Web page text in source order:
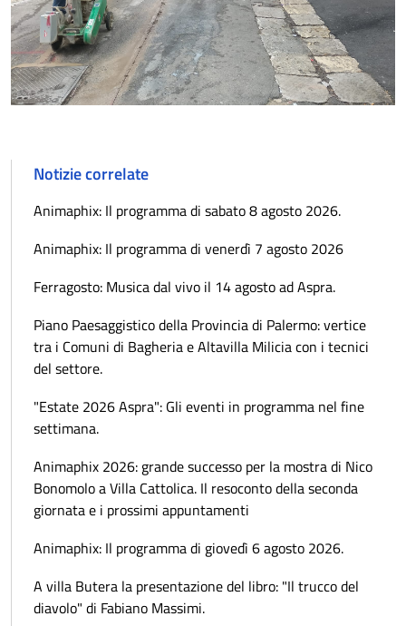
Notizie correlate
Animaphix: Il programma di sabato 8 agosto 2026.
Animaphix: Il programma di venerdì 7 agosto 2026
Ferragosto: Musica dal vivo il 14 agosto ad Aspra.
Piano Paesaggistico della Provincia di Palermo: vertice
tra i Comuni di Bagheria e Altavilla Milicia con i tecnici
del settore.
"Estate 2026 Aspra": Gli eventi in programma nel fine
settimana.
Animaphix 2026: grande successo per la mostra di Nico
Bonomolo a Villa Cattolica. Il resoconto della seconda
giornata e i prossimi appuntamenti
Animaphix: Il programma di giovedì 6 agosto 2026.
A villa Butera la presentazione del libro: "Il trucco del
diavolo" di Fabiano Massimi.